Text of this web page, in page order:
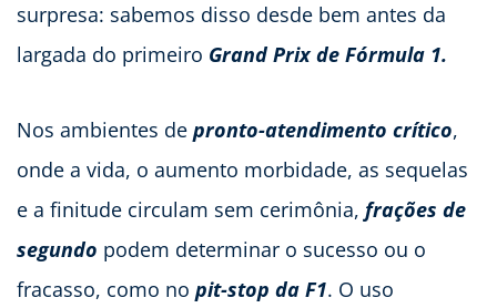
surpresa: sabemos disso desde bem antes da
largada do primeiro Grand Prix de Fórmula 1.
Nos ambientes de pronto-atendimento crítico,
onde a vida, o aumento morbidade, as sequelas
e a finitude circulam sem cerimônia, frações de
segundo podem determinar o sucesso ou o
fracasso, como no pit-stop da F1. O uso